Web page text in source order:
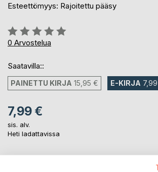
Esteettömyys: Rajoitettu pääsy
Arvostelu::
0%
0 Arvostelua
Saatavilla::
PAINETTU KIRJA 15,95 € E-KIRJA
7,99 €
sis. alv.
Heti ladattavissa